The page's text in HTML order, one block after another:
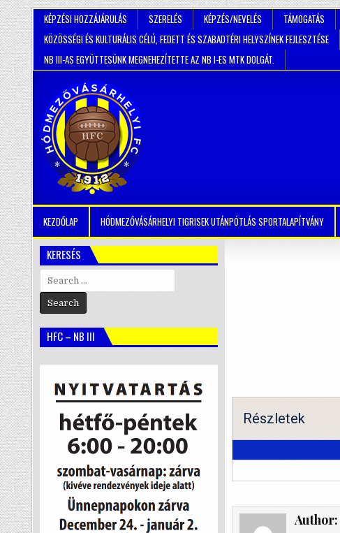
KÉPZÉSI HOZZÁJÁRULÁS SZERELÉS KÉPZÉS/NEVELÉS TÁMOGATÁS
KÖZÖSSÉGI ÉS KULTURÁLIS CÉLÚ, FEDETT ÉS SZABADTÉRI HELYSZÍNEK FEJLESZTÉSE
NB III-AS EGYÜTTESÜNK MEGNEHEZÍTETTE AZ NB I-ES MTK DOLGÁT.
KEZDŐLAP HÓDMEZŐVÁSÁRHELYI TIGRISEK UTÁNPÓTLÁS SPORTALAPÍTVÁNY
Részletek
Author:
KERESÉS
Search
for:
HFC – NB III